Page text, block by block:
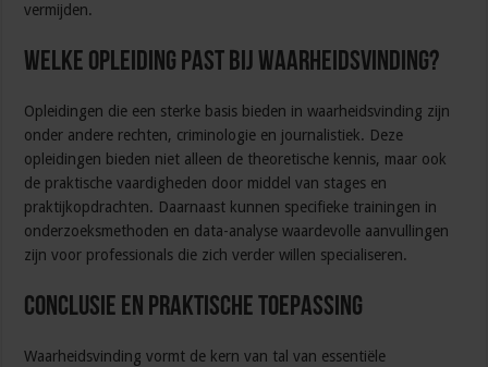
vermijden.
Welke opleiding past bij waarheidsvinding?
Opleidingen die een sterke basis bieden in waarheidsvinding zijn
onder andere rechten, criminologie en journalistiek. Deze
opleidingen bieden niet alleen de theoretische kennis, maar ook
de praktische vaardigheden door middel van stages en
praktijkopdrachten. Daarnaast kunnen specifieke trainingen in
onderzoeksmethoden en data-analyse waardevolle aanvullingen
zijn voor professionals die zich verder willen specialiseren.
Conclusie en praktische toepassing
Waarheidsvinding vormt de kern van tal van essentiële